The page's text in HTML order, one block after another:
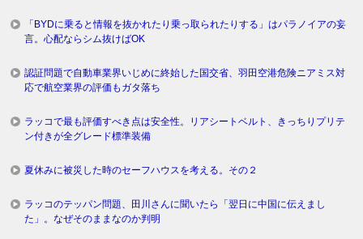
「BYDに乗ると情報を抜かれたり乗っ取られたりする」はパラノイアの妄
言。心配ならシム抜けばOK
認証問題で自動車業界いじめに終始した国交省、羽田空港危険ニアミス対
応で航空業界の評価もガタ落ち
ラッコで最も評価すべき点は安全性。リアシートベルト、きっちりプリテ
ン付きが全グレード標準装備
夏休みに被災した時のセーフハウスを考える。その２
ラッコのテッパン問題、田川さんに聞いたら「翌日に中国に伝えまし
た」。なぜそのままなのか判明